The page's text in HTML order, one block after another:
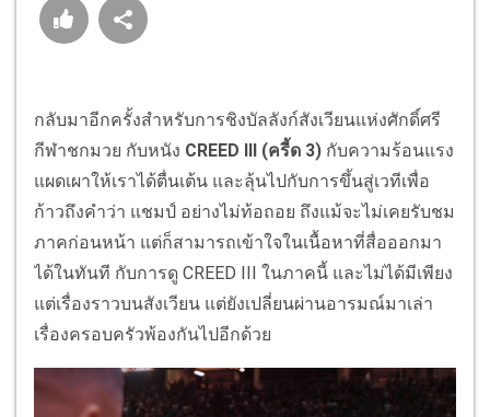
กลับมาอีกครั้งสำหรับการชิงบัลลังก์สังเวียนแห่งศักดิ์ศรี
กีฬาชกมวย กับหนัง CREED III (ครี้ด 3) กับความร้อนแรง
แผดเผาให้เราได้ตื่นเต้น และลุ้นไปกับการขึ้นสู่เวทีเพื่อ
ก้าวถึงคำว่า แชมป์ อย่างไม่ท้อถอย ถึงแม้จะไม่เคยรับชม
ภาคก่อนหน้า แต่ก็สามารถเข้าใจในเนื้อหาที่สื่อออกมา
ได้ในทันที กับการดู CREED III ในภาคนี้ และไม่ได้มีเพียง
แต่เรื่องราวบนสังเวียน แต่ยังเปลี่ยนผ่านอารมณ์มาเล่า
เรื่องครอบครัวพ้องกันไปอีกด้วย